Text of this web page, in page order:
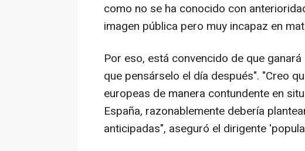
como no se ha conocido con
imagen pública pero muy incapaz en
Por eso, está convencido de que
que pensárselo el día después". "Creo
europeas de manera contundente en
España, razonablemente debería
anticipadas", aseguró el dirigente